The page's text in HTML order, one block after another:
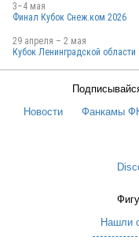
ESP
USA
3–4 мая
Финал Кубок Снеж.ком 2026
29 апреля – 2 мая
Кубок Ленинградской
Новости
Фанкамы
Нашли